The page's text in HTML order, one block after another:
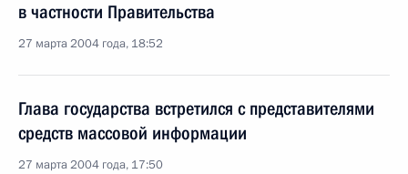
в частности Правительства
27 марта 2004 года, 18:52
Глава государства встретился с представителями
средств массовой информации
27 марта 2004 года, 17:50